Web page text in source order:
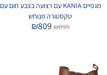
מגפיים KANIA עם רצועה בצבע חום עם
טקסטורה מנוחש
₪899
₪809